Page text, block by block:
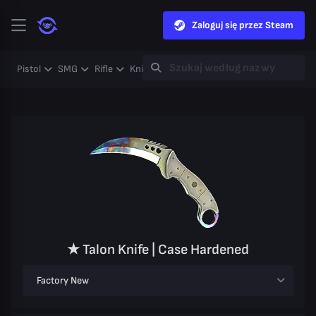
Zaloguj się przez Steam
Pistol SMG Rifle Knife Gloves Heavy Case
★ Talon Knife | Case Hardened
Factory New